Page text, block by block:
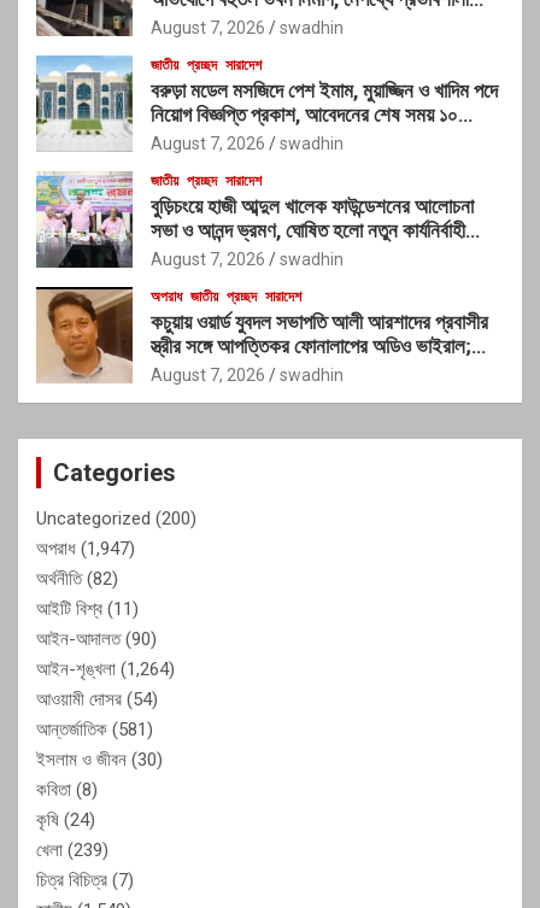
চক্রের যোগসাজশের প্রশ্ন
August 7, 2026 swadhin
জাতীয় প্রচ্ছদ সারাদেশ
বরুড়া মডেল মসজিদে পেশ ইমাম, মুয়াজ্জিন ও খাদিম পদে
নিয়োগ বিজ্ঞপ্তি প্রকাশ, আবেদনের শেষ সময় ১০
আগস্ট
August 7, 2026 swadhin
জাতীয় প্রচ্ছদ সারাদেশ
বুড়িচংয়ে হাজী আব্দুল খালেক ফাউন্ডেশনের আলোচনা
সভা ও আনন্দ ভ্রমণ, ঘোষিত হলো নতুন কার্যনির্বাহী
কমিটি
August 7, 2026 swadhin
অপরাধ জাতীয় প্রচ্ছদ সারাদেশ
কচুয়ায় ওয়ার্ড যুবদল সভাপতি আলী আরশাদের প্রবাসীর
স্ত্রীর সঙ্গে আপত্তিকর ফোনালাপের অডিও ভাইরাল;
শাস্তির দাবি এলাকাবাসীর
August 7, 2026 swadhin
Categories
Uncategorized (200)
অপরাধ (1,947)
অর্থনীতি(82)
আইটি বিশ্ব (11)
আইন-আদালত(90)
আইন-শৃঙ্খলা (1,264)
আওয়ামী দোসর (54)
আন্তর্জাতিক (581)
ইসলাম ও জীবন (30)
কবিতা (8)
কৃষি (24)
খেলা (239)
চিত্র বিচিত্র (7)